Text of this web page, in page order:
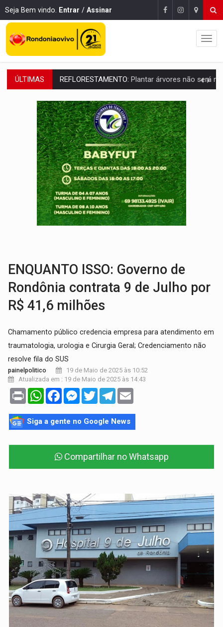
Seja Bem vindo. Entrar / Assinar
ÚLTIMAS REFLORESTAMENTO: Plantar árvores não será mais suficiente para
OVNIS NA LUA:Cientistas alertam para possível base secreta no satélite
ACABOU COM PEUGEOT:Incêndio destrói carro que era rebocado para oficina
VÍDEO:Ladrão é filmado furtando moto na frente do bar
BOLSAS DE PESQUISA:Iniciativa Amazônia+10 lança chamada para fortalecer
MATERIAL:Brasil tem grandes reservas de urânio, mas produz pouco e
VÍDEO:Serpente capturada na fábrica da Coca-Cola é
TRIBUNAL DO CRIME:Homem é espancado por facção criminosa
ENQUANTO ISSO: Governo de
Rondônia contrata 9 de Julho por
R$ 41,6 milhões
Chamamento público credencia empresa para atendimento em
traumatologia, urologia e Cirurgia Geral; Credenciamento não
resolve fila do SUS
painelpolitico
19 de Maio de 2025 às 10:52
Atualizada em : 19 de Maio de 2025 às 14:43
Print WhatsAppFacebookMessenger
TwitterTelegram
Siga a gente no Google News
Compartilhar no Whatsapp